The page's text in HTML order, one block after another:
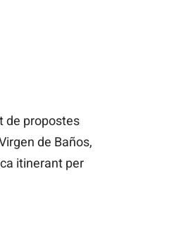
de propostes
de Baños,
itinerant per